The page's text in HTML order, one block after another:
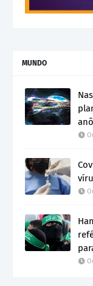
MUNDO